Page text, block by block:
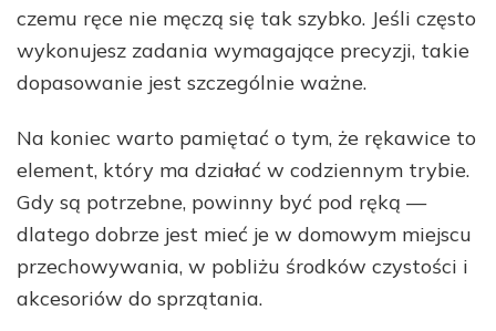
czemu ręce nie męczą się tak szybko. Jeśli często
wykonujesz zadania wymagające precyzji, takie
dopasowanie jest szczególnie ważne.
Na koniec warto pamiętać o tym, że rękawice to
element, który ma działać w codziennym trybie.
Gdy są potrzebne, powinny być pod ręką —
dlatego dobrze jest mieć je w domowym miejscu
przechowywania, w pobliżu środków czystości i
akcesoriów do sprzątania.